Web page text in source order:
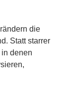
die
Statt starrer
denen